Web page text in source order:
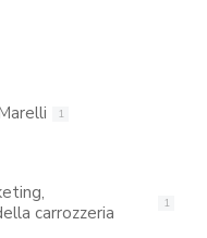
1
carrozzeria
1